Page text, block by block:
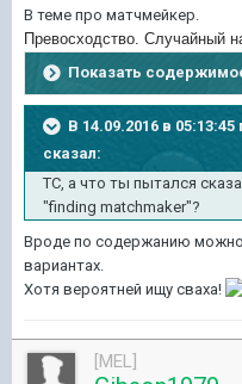
В теме про матчмейкер.
Превосходство. Случайный
Показать
В 14.09.2016 в
сказал:
ТС, а что ты пытался
"finding matchmaker"?
Вроде по содержанию
вариантах.
Хотя вероятней ищу сваха!
[MEL]